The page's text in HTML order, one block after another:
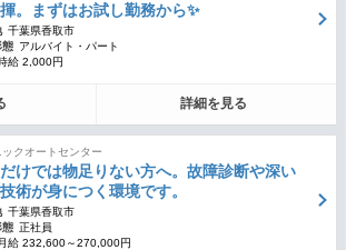
。まずはお試し勤務から✨
千葉県香取市
態 アルバイト・パート
給 2,000円
詳細を見る
ックオートセンター
けでは物足りない方へ。故障診断や深い
術が身につく環境です。
千葉県香取市
態 正社員
月給 232,600～270,000円